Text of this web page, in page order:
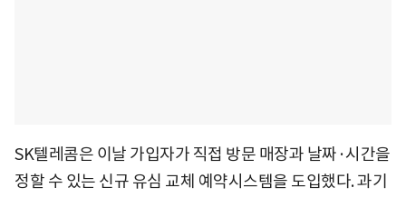
SK텔레콤은 이날 가입자가 직접 방문 매장과 날짜·시간을
정할 수 있는 신규 유심 교체 예약시스템을 도입했다. 과기